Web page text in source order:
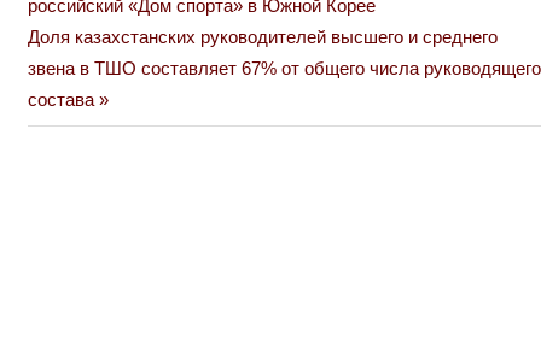
по
записям
Post:
российский «Дом спорта» в Южной Корее
Next
Post:
Доля казахстанских руководителей высшего и среднего
звена в ТШО составляет 67% от общего числа руководящего
состава